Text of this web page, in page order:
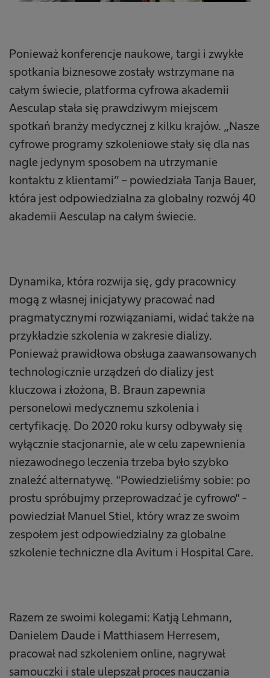
Ponieważ konferencje naukowe, targi i zwykłe
spotkania biznesowe zostały wstrzymane na
całym świecie, platforma cyfrowa akademii
Aesculap stała się prawdziwym miejscem
spotkań branży medycznej z kilku krajów. „Nasze
cyfrowe programy szkoleniowe stały się dla nas
nagle jedynym sposobem na utrzymanie
kontaktu z klientami” – powiedziała Tanja Bauer,
która jest odpowiedzialna za globalny rozwój 40
akademii Aesculap na całym świecie.
Dynamika, która rozwija się, gdy pracownicy
mogą z własnej inicjatywy pracować nad
pragmatycznymi rozwiązaniami, widać także na
przykładzie szkolenia w zakresie dializy.
Ponieważ prawidłowa obsługa zaawansowanych
technologicznie urządzeń do dializy jest
kluczowa i złożona, B. Braun zapewnia
personelowi medycznemu szkolenia i
certyfikację. Do 2020 roku kursy odbywały się
wyłącznie stacjonarnie, ale w celu zapewnienia
niezawodnego leczenia trzeba było szybko
znaleźć alternatywę. "Powiedzieliśmy sobie: po
prostu spróbujmy przeprowadzać je cyfrowo" -
powiedział Manuel Stiel, który wraz ze swoim
zespołem jest odpowiedzialny za globalne
szkolenie techniczne dla Avitum i Hospital Care.
Razem ze swoimi kolegami: Katją Lehmann,
Danielem Daude i Matthiasem Herresem,
pracował nad szkoleniem online, nagrywał
samouczki i stale ulepszał proces nauczania